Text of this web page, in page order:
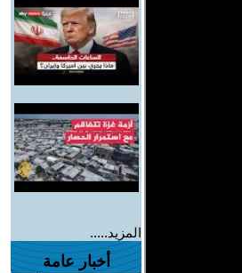
المزيد.....
أخبار عامة